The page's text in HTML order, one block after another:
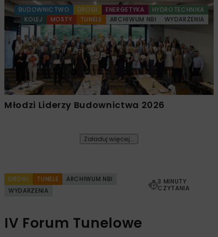
BUDOWNICTWO DROGI ENERGETYKA
HYDROTECHNIKA
KOLEJ
MOSTY TUNELE ARCHIWUM NBI WYDARZENIA
Młodzi Liderzy Budownictwa 2026
Załaduj więcej...
DROGI TUNELE
ARCHIWUM NBI
WYDARZENIA
3 MINUTY
CZYTANIA
IV Forum Tunelowe